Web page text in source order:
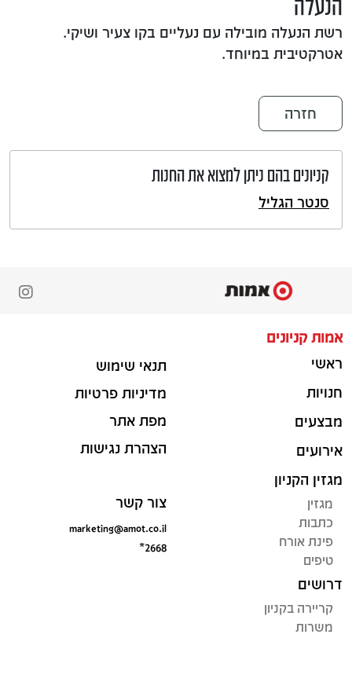
רשת הנעלה מובילה עם נעליים בקו צעיר ושיקי.
אטרקטיבית במיוחד.
חזרה
קניונים בהם ניתן למצוא את החנות
סנטר הגליל
אמות קניונים
ראשי
חנויות
מבצעים
אירועים
מגזין הקניון
מגזין
כתבות
פינת אורח
טיפים
דרושים
קריירה בקניון
משרות
תנאי שימוש
מדיניות פרטיות
מפת אתר
הצהרת נגישות
צור קשר
marketing@amot.co.il
*2668